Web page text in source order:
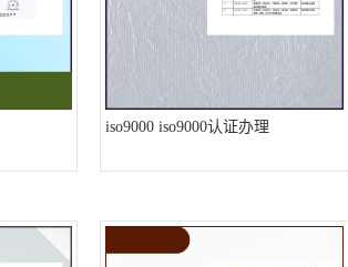
iso9000 iso9000认证办理